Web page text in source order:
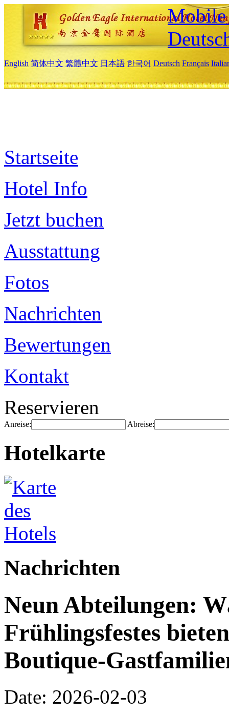
Mobile
English 简体中文 繁體中文 日本語 한국어 Deutsch Français
Startseite
Hotel Info
Jetzt buchen
Ausstattung
Fotos
Nachrichten
Bewertungen
Kontakt
Reservieren
Anreise: Abreise:
Hotelkarte
Nachrichten
Neun Abteilungen:
Frühlingsfestes
Boutique-
Date: 2026-02-03